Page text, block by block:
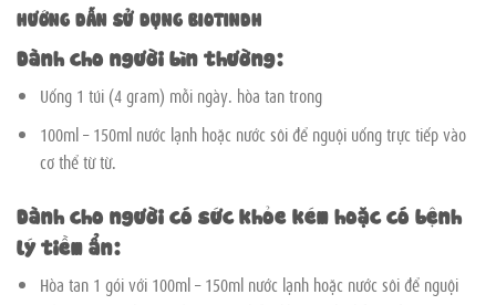
HƯỚNG DẪN SỬ DỤNG BIOTINDH
Dành cho người bìn thường:
Uống 1 túi (4 gram) mỗi ngày. hòa tan trong
100ml – 150ml nước lạnh hoặc nước sôi để nguội uống trực tiếp vào
cơ thể từ từ.
Dành cho người có sức khỏe kém hoặc có bệnh
lý tiềm ẩn:
Hòa tan 1 gói với 100ml – 150ml nước lạnh hoặc nước sôi để nguội